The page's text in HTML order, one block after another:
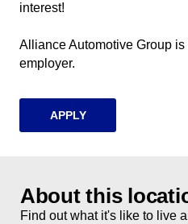
interest!
Alliance Automotive Group
employer.
APPLY
About this
Find out what it's like to live